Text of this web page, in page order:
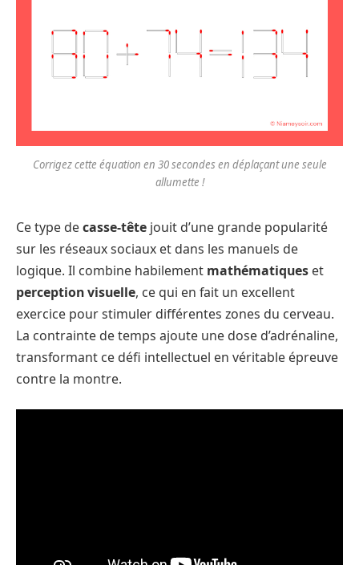
Corrigez cette équation en 30 secondes en déplaçant une seule
allumette !
Ce type decasse-tête jouit d’une grande popularité
sur les réseaux sociaux et dans les manuels de
logique. Il combine habilement mathématiques et
perception visuelle, ce qui en fait un excellent
exercice pour stimuler différentes zones du cerveau.
La contrainte de temps ajoute une dose d’adrénaline,
transformant ce défi intellectuel en véritable épreuve
contre la montre.